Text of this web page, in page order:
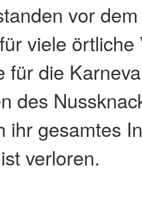
vor
viele örtliche
für die
des
ihr gesamtes
verloren.